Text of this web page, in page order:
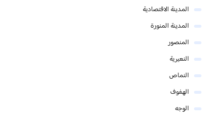
المدينة الاقتصادية
المدينة المنورة
المنصور
النعيرية
النماص
الهفوف
الوجه